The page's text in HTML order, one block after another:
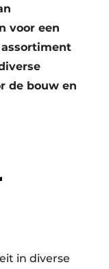
voor een
de bouw en
in diverse